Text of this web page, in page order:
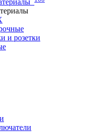
и розетки